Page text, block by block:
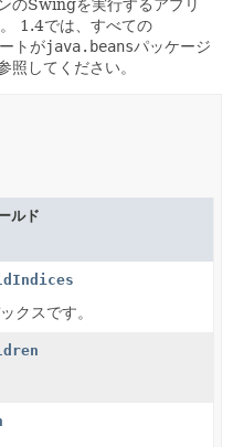
のSwingを実行するアプリ
1.4では、すべての
トがjava.beansパッケージ
照してください。
ルド
クスです。